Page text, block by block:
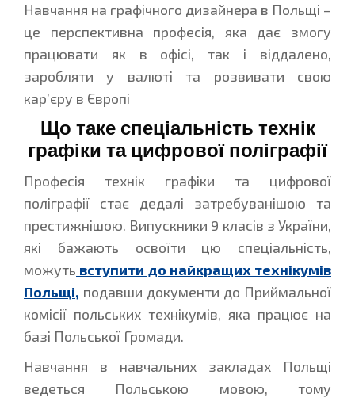
Навчання на графічного дизайнера в Польщі –
це перспективна професія, яка дає змогу
працювати як в офісі, так і віддалено,
заробляти у валюті та розвивати свою
кар’єру в Європі
Що таке спеціальність технік
графіки та цифрової поліграфії
Професія технік графіки та цифрової
поліграфії стає дедалі затребуванішою та
престижнішою. Випускники 9 класів з України,
які бажають освоїти цю спеціальність,
можуть вступити до найкращих технікумів
Польщі, подавши документи до Приймальної
комісії польських технікумів, яка працює на
базі Польської Громади.
Навчання в навчальних закладах Польщі
ведеться Польською мовою, тому